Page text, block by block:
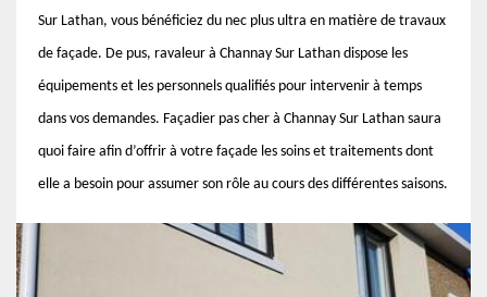
Sur Lathan, vous bénéficiez du nec plus ultra en matière de travaux
de façade. De pus, ravaleur à Channay Sur Lathan dispose les
équipements et les personnels qualifiés pour intervenir à temps
dans vos demandes. Façadier pas cher à Channay Sur Lathan saura
quoi faire afin d’offrir à votre façade les soins et traitements dont
elle a besoin pour assumer son rôle au cours des différentes saisons.